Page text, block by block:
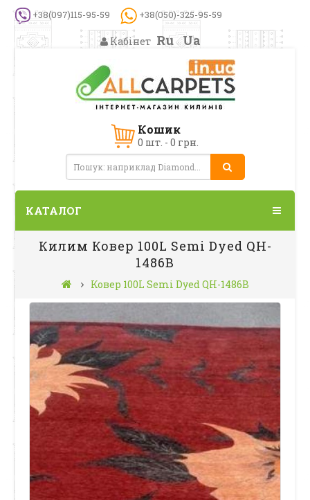
+38(097)115-95-59 +38(050)-325-95-59
Кабінет Ru Ua
Кошик
0 шт. - 0 грн.
КАТАЛОГ
Килим Ковер 100L Semi Dyed QH-
1486B
Ковер 100L Semi Dyed QH-1486B